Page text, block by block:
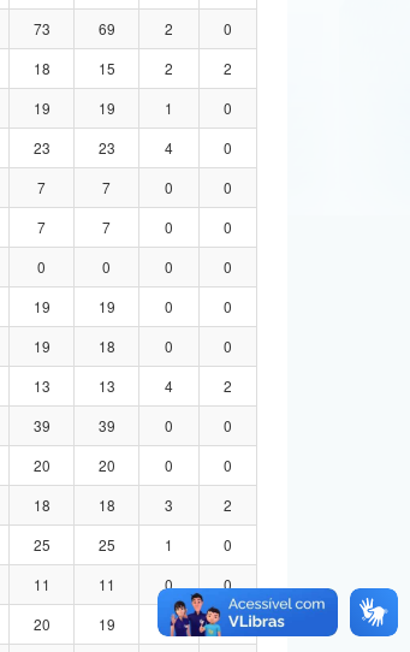
73 69 2
0
18 15 2
2
19 19 1
0
23 23 4
0
7 7 0
0
7 7 0
0
0 0 0
0
19 19 0
0
19 18 0
0
13 13 4
2
39 39 0
0
20 20 0
0
18 18 3
2
25 25 1
0
11 11 0
0
20 19 0
0